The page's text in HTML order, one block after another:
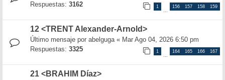
Respuestas: 3162 1
…
156 157 158 159
12 <TRENT Alexander-Arnold>
Último mensaje por abelguga« Mar Ago 04, 2026 6:50 pm
Respuestas: 3325 1
…
164 165 166 167
21 <BRAHIM Díaz>